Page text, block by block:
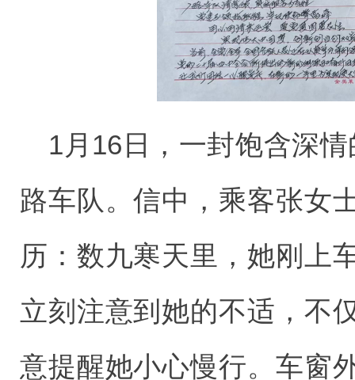
1月16日，一封饱含深
路车队。信中，乘客张女
历：数九寒天里，她刚上
立刻注意到她的不适，不
意提醒她小心慢行。车窗